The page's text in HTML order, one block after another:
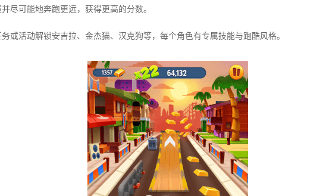
尽可能地奔跑更远，获得更高的分数。
或活动解锁安吉拉、金杰猫、汉克狗等，每个角色有专属技能与跑酷风格。